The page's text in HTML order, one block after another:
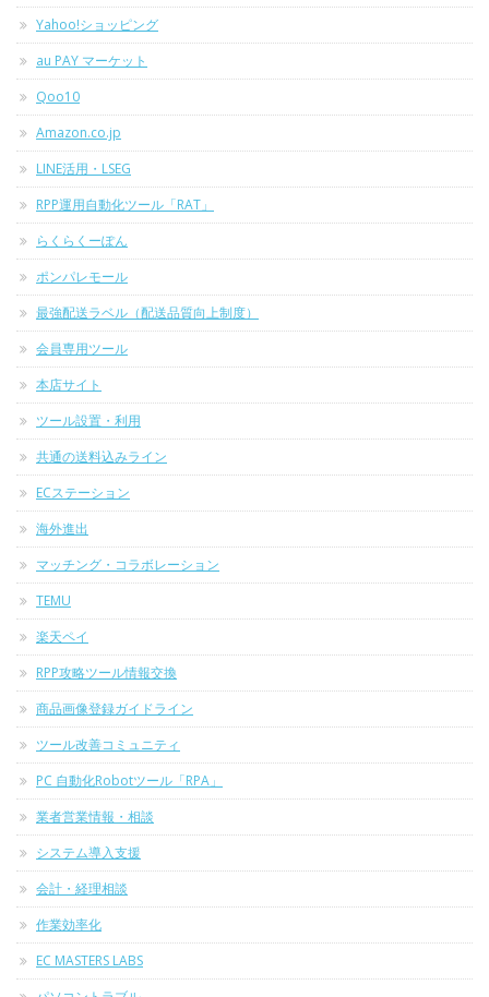
Yahoo!ショッピング
au PAY マーケット
Qoo10
Amazon.co.jp
LINE活用・LSEG
RPP運用自動化ツール「RAT」
らくらくーぽん
ポンパレモール
最強配送ラベル（配送品質向上制度）
会員専用ツール
本店サイト
ツール設置・利用
共通の送料込みライン
ECステーション
海外進出
マッチング・コラボレーション
TEMU
楽天ペイ
RPP攻略ツール情報交換
商品画像登録ガイドライン
ツール改善コミュニティ
PC 自動化Robotツール「RPA」
業者営業情報・相談
システム導入支援
会計・経理相談
作業効率化
EC MASTERS LABS